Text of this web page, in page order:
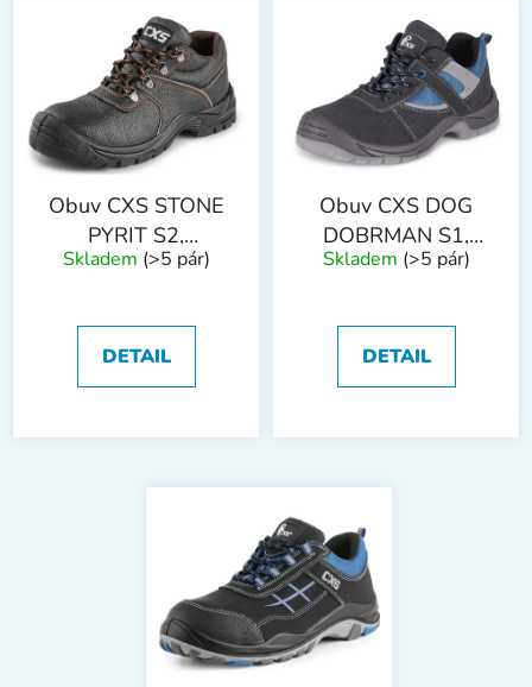
Obuv CXS STONE
PYRIT S2,
polobotka
Skladem (>5 pár)
DETAIL
Obuv CXS DOG
DOBRMAN S1,
polobotka
Skladem (>5 pár)
DETAIL